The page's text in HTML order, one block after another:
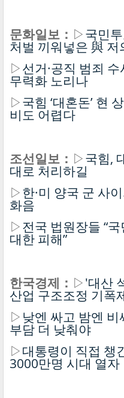
문화일보： ▷국민
처벌 끼워넣은 與 저
▷선거·공직 범죄
무력화 노리나
▷국힘 ‘대혼돈’ 현
비도 어렵다
조선일보： ▷국힘,
대로 처리하길
▷한·미 양국 군 사
화음
▷전국 법원장들 “
대한 피해”
한국경제： ▷'대산
산업 구조조정 기폭
▷ 낮엔 싸고 밤엔
부담 더 낮춰야
▷대통령이 직접 챙
3000만명 시대 열자